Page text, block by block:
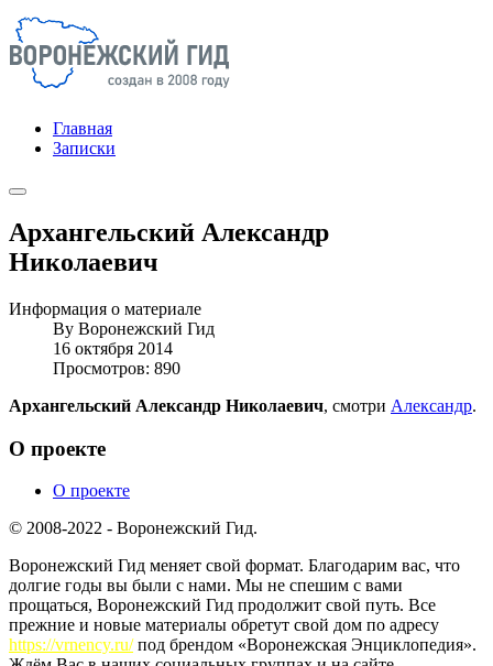
Главная
Записки
Архангельский Александр
Николаевич
Информация о материале
By Воронежский Гид
16 октября 2014
Просмотров: 890
Архангельский Александр Николаевич, смотри Александр.
О проекте
О проекте
© 2008-2022 - Воронежский Гид.
Воронежский Гид меняет свой формат. Благодарим вас, что
долгие годы вы были с нами. Мы не спешим с вами
прощаться, Воронежский Гид продолжит свой путь. Все
прежние и новые материалы обретут свой дом по адресу
https://vrnency.ru/под брендом «Воронежская Энциклопедия».